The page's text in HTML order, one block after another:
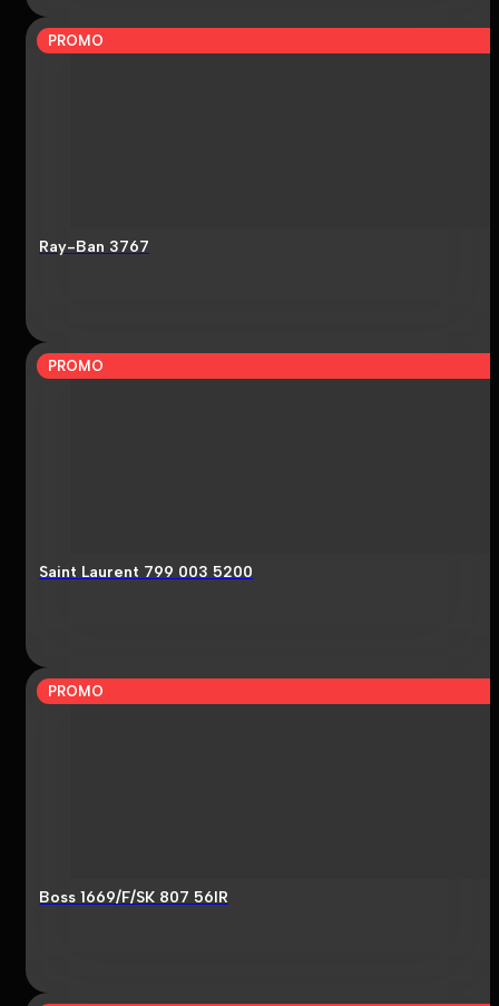
PROMO
Ray-Ban 3767
PROMO
Saint Laurent 799 003 5200
PROMO
Boss 1669/F/SK 807 56IR